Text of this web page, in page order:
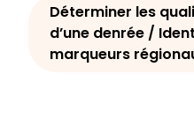
Déterminer les
d’une denrée /
marqueurs